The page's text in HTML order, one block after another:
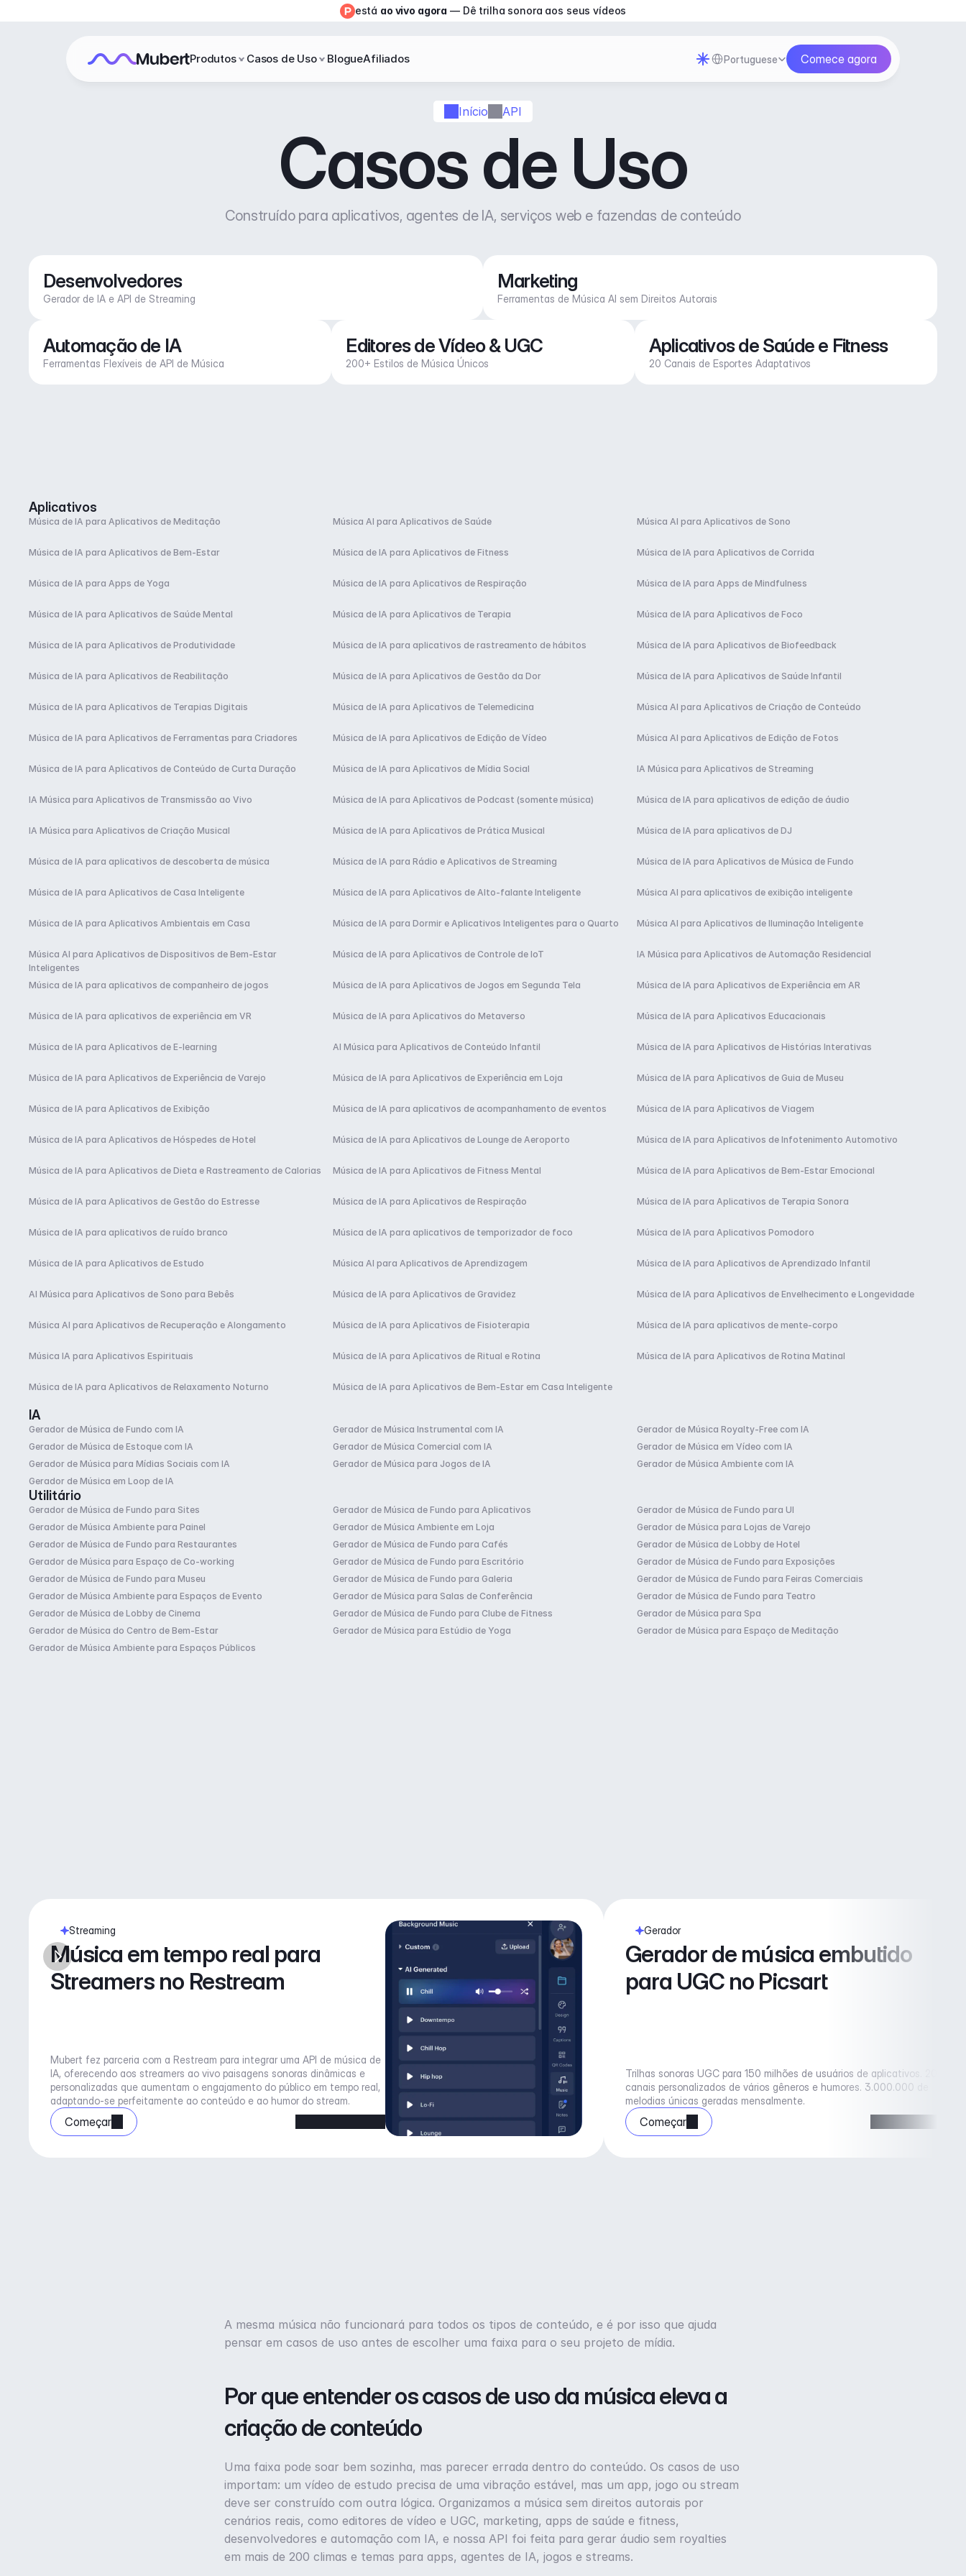
Início API
Casos de Uso
Construído para aplicativos, agentes de IA, serviços web e fazendas de conteúdo
Desenvolvedores
Gerador de IA e API de Streaming
Marketing
Ferramentas de Música AI sem Direitos Autorais
Automação de IA
Ferramentas Flexíveis de API de Música
Editores de Vídeo & UGC
200+ Estilos de Música Únicos
Aplicativos de Saúde e Fitness
20 Canais de Esportes Adaptativos
Aplicativos
Música de IA para Aplicativos de Meditação Música AI para Aplicativos de Saúde Música AI para Aplicativos de Sono
Música de IA para Aplicativos de Bem-Estar Música de IA para Aplicativos de Fitness Música de IA para Aplicativos de Corrida
Música de IA para Apps de Yoga Música de IA para Aplicativos de Respiração Música de IA para Apps de Mindfulness
Música de IA para Aplicativos de Saúde Mental Música de IA para Aplicativos de Terapia Música de IA para Aplicativos de Foco
Música de IA para Aplicativos de Produtividade Música de IA para aplicativos de rastreamento de hábitos Música de IA para Aplicativos de Biofeedback
Música de IA para Aplicativos de Reabilitação Música de IA para Aplicativos de Gestão da Dor Música de IA para Aplicativos de Saúde Infantil
Música de IA para Aplicativos de Terapias Digitais Música de IA para Aplicativos de Telemedicina Música AI para Aplicativos de Criação de Conteúdo
Música de IA para Aplicativos de Ferramentas para Criadores Música de IA para Aplicativos de Edição de Vídeo Música AI para Aplicativos de Edição de Fotos
Música de IA para Aplicativos de Conteúdo de Curta Duração Música de IA para Aplicativos de Mídia Social IA Música para Aplicativos de Streaming
IA Música para Aplicativos de Transmissão ao Vivo Música de IA para Aplicativos de Podcast (somente música) Música de IA para aplicativos de edição de áudio
IA Música para Aplicativos de Criação Musical Música de IA para Aplicativos de Prática Musical Música de IA para aplicativos de DJ
Música de IA para aplicativos de descoberta de música Música de IA para Rádio e Aplicativos de Streaming Música de IA para Aplicativos de Música de Fundo
Música de IA para Aplicativos de Casa Inteligente Música de IA para Aplicativos de Alto-falante Inteligente Música AI para aplicativos de exibição inteligente
Música de IA para Aplicativos Ambientais em Casa Música de IA para Dormir e Aplicativos Inteligentes para o Quarto Música AI para Aplicativos de Iluminação Inteligente
Música AI para Aplicativos de Dispositivos de Bem-Estar
Inteligentes
Música de IA para Aplicativos de Controle de IoT IA Música para Aplicativos de Automação Residencial
Música de IA para aplicativos de companheiro de jogos Música de IA para Aplicativos de Jogos em Segunda Tela Música de IA para Aplicativos de Experiência em AR
Música de IA para aplicativos de experiência em VR Música de IA para Aplicativos do Metaverso Música de IA para Aplicativos Educacionais
Música de IA para Aplicativos de E-learning AI Música para Aplicativos de Conteúdo Infantil Música de IA para Aplicativos de Histórias Interativas
Música de IA para Aplicativos de Experiência de Varejo Música de IA para Aplicativos de Experiência em Loja Música de IA para Aplicativos de Guia de Museu
Música de IA para Aplicativos de Exibição Música de IA para aplicativos de acompanhamento de eventos Música de IA para Aplicativos de Viagem
Música de IA para Aplicativos de Hóspedes de Hotel Música de IA para Aplicativos de Lounge de Aeroporto Música de IA para Aplicativos de Infotenimento Automotivo
Música de IA para Aplicativos de Dieta e Rastreamento de Calorias Música de IA para Aplicativos de Fitness Mental Música de IA para Aplicativos de Bem-Estar Emocional
Música de IA para Aplicativos de Gestão do Estresse Música de IA para Aplicativos de Respiração Música de IA para Aplicativos de Terapia Sonora
Música de IA para aplicativos de ruído branco Música de IA para aplicativos de temporizador de foco Música de IA para Aplicativos Pomodoro
Música de IA para Aplicativos de Estudo Música AI para Aplicativos de Aprendizagem Música de IA para Aplicativos de Aprendizado Infantil
AI Música para Aplicativos de Sono para Bebês Música de IA para Aplicativos de Gravidez Música de IA para Aplicativos de Envelhecimento e Longevidade
Música AI para Aplicativos de Recuperação e Alongamento Música de IA para Aplicativos de Fisioterapia Música de IA para aplicativos de mente-corpo
Música IA para Aplicativos Espirituais Música de IA para Aplicativos de Ritual e Rotina Música de IA para Aplicativos de Rotina Matinal
Música de IA para Aplicativos de Relaxamento Noturno Música de IA para Aplicativos de Bem-Estar em Casa Inteligente
IA
Gerador de Música de Fundo com IA Gerador de Música Instrumental com IA
Gerador de Música Royalty-Free com IA
Gerador de Música de Estoque com IA
Gerador de Música Comercial com IA
Gerador de Música em Vídeo com IA
Gerador de Música para Mídias Sociais com IA
Gerador de Música para Jogos de IA
Gerador de Música Ambiente com IA
Gerador de Música em Loop de IA
Utilitário
Gerador de Música de Fundo para Sites Gerador de Música de Fundo para Aplicativos
Gerador de Música de Fundo para UI
Gerador de Música Ambiente para Painel
Gerador de Música Ambiente em Loja
Gerador de Música para Lojas de Varejo
Gerador de Música de Fundo para Restaurantes
Gerador de Música de Fundo para Cafés
Gerador de Música de Lobby de Hotel
Gerador de Música para Espaço de Co-working
Gerador de Música de Fundo para Escritório
Gerador de Música de Fundo para Exposições
Gerador de Música de Fundo para Museu
Gerador de Música de Fundo para Galeria
Gerador de Música de Fundo para Feiras Comerciais
Gerador de Música Ambiente para Espaços de Evento
Gerador de Música para Salas de Conferência
Gerador de Música de Fundo para Teatro
Gerador de Música de Lobby de Cinema
Gerador de Música de Fundo para Clube de Fitness
Gerador de Música para Spa
Gerador de Música do Centro de Bem-Estar
Gerador de Música para Estúdio de Yoga
Gerador de Música para Espaço de Meditação
Gerador de Música Ambiente para Espaços Públicos
Streaming
Música em tempo real para
Streamers no Restream
Mubert fez parceria com a Restream para integrar uma API de música de
IA, oferecendo aos streamers ao vivo paisagens sonoras dinâmicas e
personalizadas que aumentam o engajamento do público em tempo real,
adaptando-se perfeitamente ao conteúdo e ao humor do stream.
Começar
Gerador
Gerador de música embutido
para UGC no Picsart
Trilhas sonoras UGC para 150 milhões de usuários de aplicativos. 20
canais personalizados de vários gêneros e humores. 3.000.000 de
melodias únicas geradas mensalmente.
Começar
A mesma música não funcionará para todos os tipos de conteúdo, e é por isso que ajuda
pensar em casos de uso antes de escolher uma faixa para o seu projeto de mídia.
Por que entender os casos de uso da música eleva a
criação de conteúdo
Uma faixa pode soar bem sozinha, mas parecer errada dentro do conteúdo. Os casos de uso
importam: um vídeo de estudo precisa de uma vibração estável, mas um app, jogo ou stream
deve ser construído com outra lógica. Organizamos a música sem direitos autorais por
cenários reais, como editores de vídeo e UGC, marketing, apps de saúde e fitness,
desenvolvedores e automação com IA, e nossa API foi feita para gerar áudio sem royalties
em mais de 200 climas e temas para apps, agentes de IA, jogos e streams.
está ao vivo agora — Dê trilha sonora aos seus vídeos
Produtos Casos de Uso BlogueAfiliados Select Language
Portuguese Comece agora